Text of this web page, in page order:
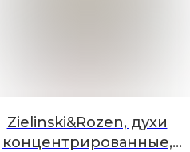
Zielinski&Rozen, духи
концентрированные,